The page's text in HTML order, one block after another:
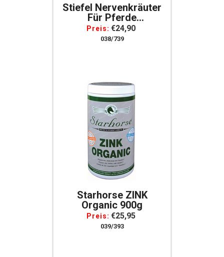
Stiefel Nervenkräuter
Für Pferde
Preis: €24,90
038/739
Starhorse ZINK
Organic 900g
Preis: €25,95
039/393